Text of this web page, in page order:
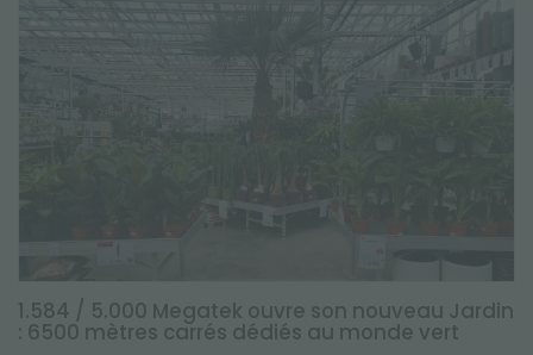
1.584 / 5.000 Megatek ouvre son nouveau Jardin
: 6500 mètres carrés dédiés au monde vert